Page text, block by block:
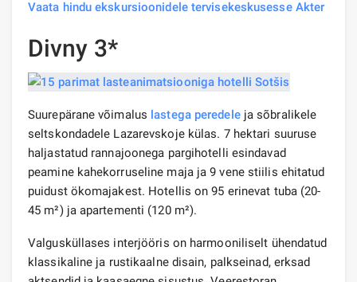
Vaata hindu ekskursioonidele tervisekeskusesse Akter
Divny 3*
Suurepärane võimalus lastega peredeleja sõbralikele
seltskondadele Lazarevskoje külas. 7 hektari suuruse
haljastatud rannajoonega pargihotelli esindavad
peamine kahekorruseline maja ja 9 vene stiilis ehitatud
puidust ökomajakest. Hotellis on 95 erinevat tuba (20-
45 m²) ja apartementi (120 m²).
Valgusküllases interjööris on harmooniliselt ühendatud
klassikaline ja rustikaalne disain, palkseinad, erksad